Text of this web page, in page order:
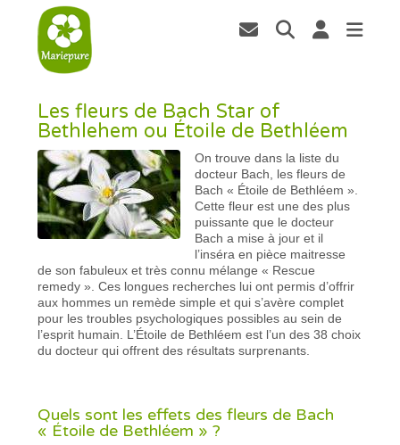
Les fleurs de Bach Star of
Bethlehem ou Étoile de Bethléem
On trouve dans la liste du
docteur Bach, les fleurs de
Bach « Étoile de Bethléem ».
Cette fleur est une des plus
puissante que le docteur
Bach a mise à jour et il
l’inséra en pièce maitresse
de son fabuleux et très connu mélange « Rescue
remedy ». Ces longues recherches lui ont permis d’offrir
aux hommes un remède simple et qui s’avère complet
pour les troubles psychologiques possibles au sein de
l’esprit humain. L’Étoile de Bethléem est l’un des 38 choix
du docteur qui offrent des résultats surprenants.
Quels sont les effets des fleurs de Bach
« Étoile de Bethléem » ?